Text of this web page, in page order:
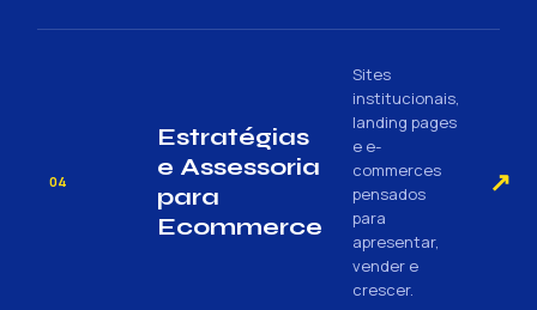
04
Estratégias
e Assessoria
para
Ecommerce
Sites
institucionais,
landing pages
e e-
commerces
pensados
para
apresentar,
vender e
crescer.
↗